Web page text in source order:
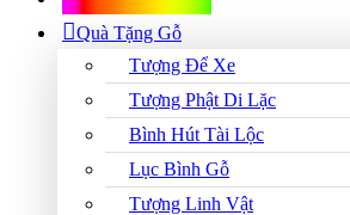
Quà Tặng Gỗ
Tượng Để Xe
Tượng Phật Di Lặc
Bình Hút Tài Lộc
Lục Bình Gỗ
Tượng Linh Vật